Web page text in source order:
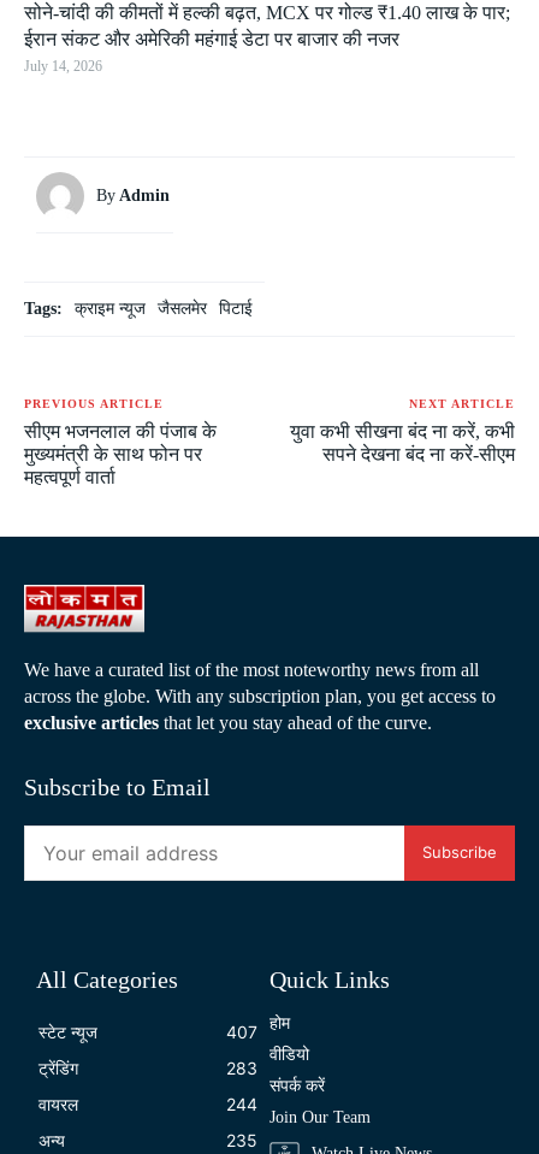
सोने-चांदी की कीमतों में हल्की बढ़त, MCX पर गोल्ड ₹1.40 लाख के पार;
ईरान संकट और अमेरिकी महंगाई डेटा पर बाजार की नजर
July 14, 2026
By Admin
Tags: क्राइम न्यूज जैसलमेर पिटाई
PREVIOUS ARTICLE
सीएम भजनलाल की पंजाब के
मुख्यमंत्री के साथ फोन पर
महत्वपूर्ण वार्ता
NEXT ARTICLE
युवा कभी सीखना बंद ना करें, कभी
सपने देखना बंद ना करें-सीएम
We have a curated list of the most noteworthy news from all
across the globe. With any subscription plan, you get access to
exclusive articles that let you stay ahead of the curve.
Subscribe to Email
Subscribe
All Categories
स्टेट न्यूज
407
ट्रेंडिंग
283
वायरल
244
अन्य
235
Quick Links
होम
वीडियो
संपर्क करें
Join Our Team